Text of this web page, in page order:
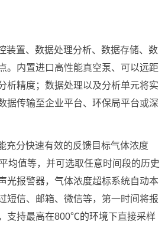
装置、数据处理分析、数据存储、数
。内置进口高性能真空泵、可以远距
析精度；数据处理以及分析单元将实
据传输至企业平台、环保局平台或深
充分快速有效的反馈目标气体浓度
均值等，并可选取任意时间段的历史
光报警器，气体浓度超标系统自动本
短信、邮箱、微信等，第一时间将报
支持最高在800℃的环境下直接采样